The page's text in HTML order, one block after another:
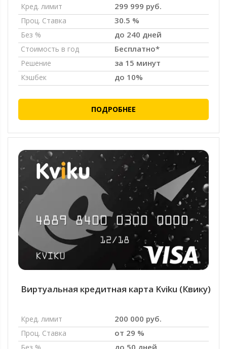
Кред. лимит 299 999 руб.
Проц. Ставка 30.5 %
Без % до 240 дней
Стоимость в год Бесплатно*
Решение за 15 минут
Кэшбек до 10%
ПОДРОБНЕЕ
Виртуальная кредитная карта Kviku (Квику)
Кред. лимит 200 000 руб.
Проц. Ставка от 29 %
Без % до 50 дней